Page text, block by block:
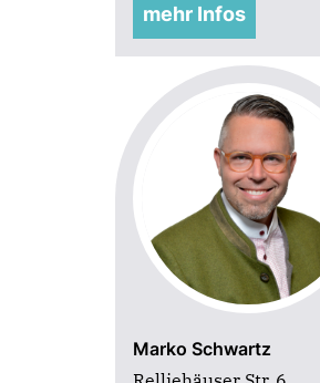
mehr Infos
Marko Schwartz